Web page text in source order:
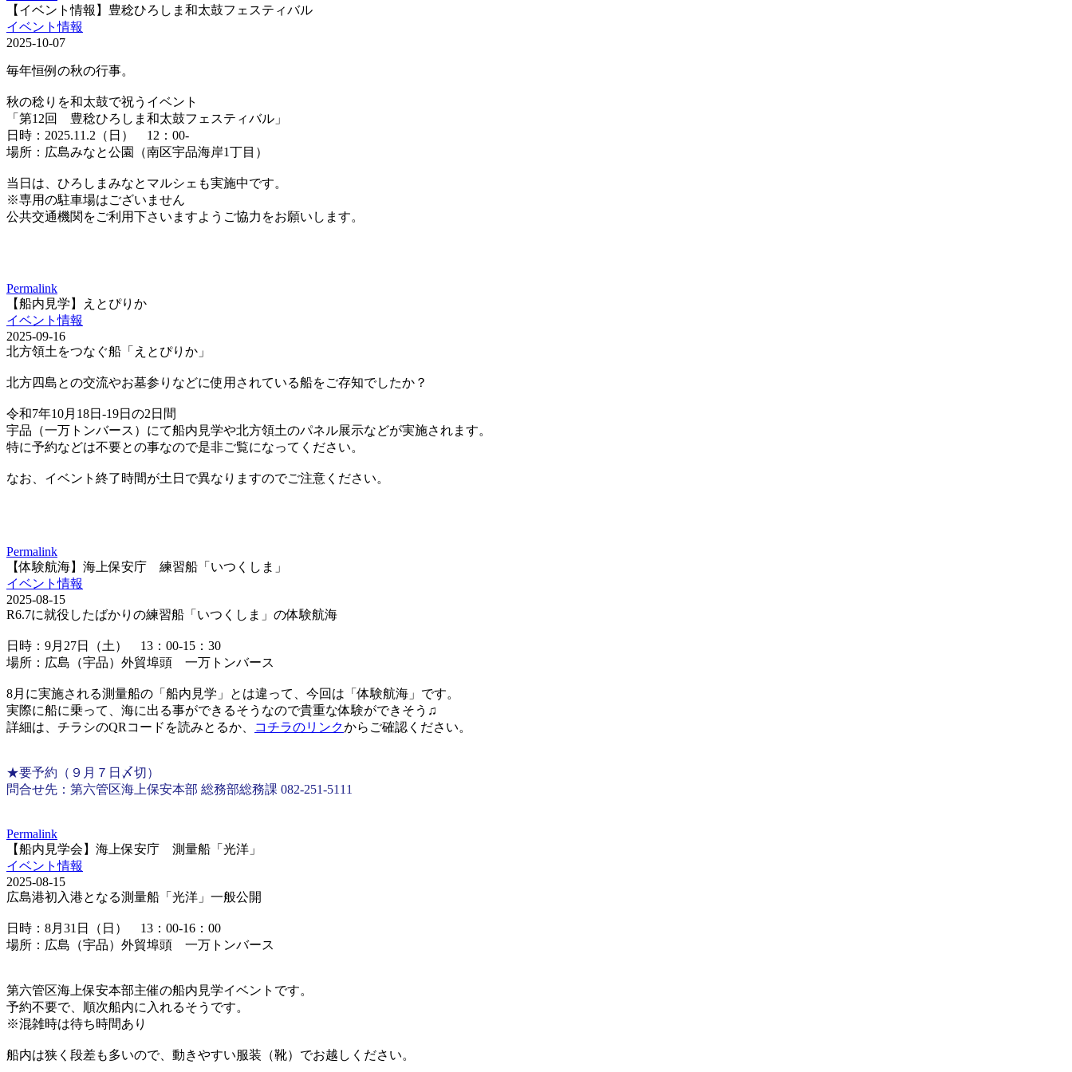
【イベント情報】豊稔ひろしま和太鼓フェスティバル
イベント情報
2025-10-07
毎年恒例の秋の行事。
秋の稔りを和太鼓で祝うイベント
「第12回 豊稔ひろしま和太鼓フェスティバル」
日時：2025.11.2（日） 12：00-
場所：広島みなと公園（南区宇品海岸1丁目）
当日は、ひろしまみなとマルシェも実施中です。
※専用の駐車場はございません
公共交通機関をご利用下さいますようご協力をお願いします。
Permalink
【船内見学】えとぴりか
イベント情報
2025-09-16
北方領土をつなぐ船「えとぴりか」
北方四島との交流やお墓参りなどに使用されている船をご存知でしたか？
令和7年10月18日-19日の2日間
宇品（一万トンバース）にて船内見学や北方領土のパネル展示などが実施されます。
特に予約などは不要との事なので是非ご覧になってください。
なお、イベント終了時間が土日で異なりますのでご注意ください。
Permalink
【体験航海】海上保安庁 練習船「いつくしま」
イベント情報
2025-08-15
R6.7に就役したばかりの練習船「いつくしま」の体験航海
日時：9月27日（土） 13：00-15：30
場所：広島（宇品）外貿埠頭 一万トンバース
8月に実施される測量船の「船内見学」とは違って、今回は「体験航海」です。
実際に船に乗って、海に出る事ができるそうなので貴重な体験ができそう♫
詳細は、チラシのQRコードを読みとるか、
コチラのリンクからご確認ください。
★要予約（９月７日〆切）
問合せ先：第六管区海上保安本部 総務部総務課 082-251-5111
Permalink
【船内見学会】海上保安庁 測量船「光洋」
イベント情報
2025-08-15
広島港初入港となる測量船「光洋」一般公開
日時：8月31日（日） 13：00-16：00
場所：広島（宇品）外貿埠頭 一万トンバース
第六管区海上保安本部主催の船内見学イベントです。
予約不要で、順次船内に入れるそうです。
※混雑時は待ち時間あり
船内は狭く段差も多いので、動きやすい服装（靴）でお越しください。